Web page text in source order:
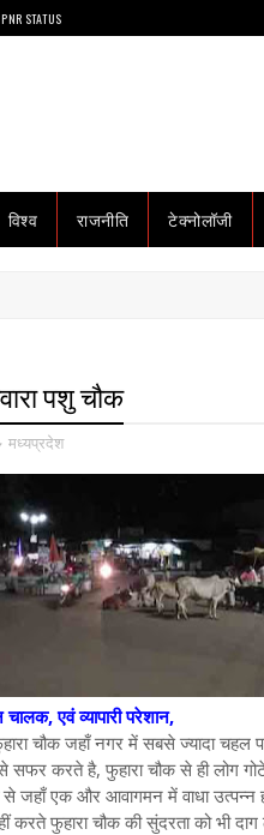
PNR STATUS
विश्व राजनीति टेक्नोलॉजी
पशु चौक
मध्यप्रदेश
एवं व्यापारी परेशान,
चौक जहाँ नगर में सबसे ज्यादा चहल
सफर करते है, फुहारा चौक से ही लोग
जहाँ एक और आवागमन में वाधा उत्पन्न
फुहारा चौक की सुंदरता को भी दाग